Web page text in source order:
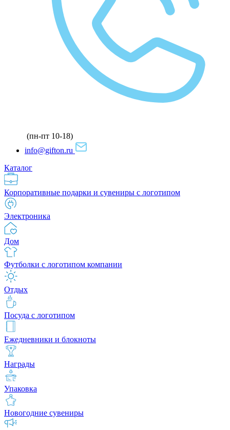
(пн-пт 10-18)
info@gifton.ru
Каталог
Корпоративные подарки и сувениры с логотипом
Электроника
Дом
Футболки с логотипом компании
Отдых
Посуда с логотипом
Ежедневники и блокноты
Награды
Упаковка
Новогодние сувениры